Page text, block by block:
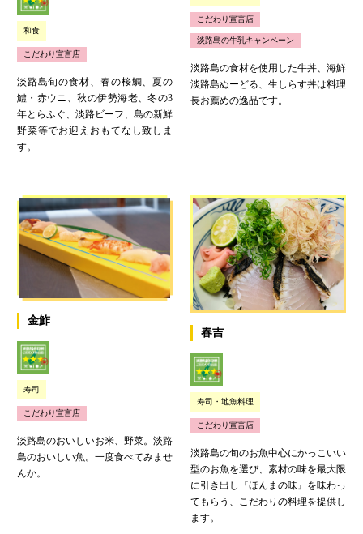
和食
こだわり宣言店
淡路島旬の食材、春の桜鯛、夏の
鱧・赤ウニ、秋の伊勢海老、冬の3
年とらふぐ、淡路ビーフ、島の新鮮
野菜等でお迎えおもてなし致しま
す。
こだわり宣言店
淡路島の牛乳キャンペーン
淡路島の食材を使用した牛丼、海鮮
淡路島ぬーどる、生しらす丼は料理
長お薦めの逸品です。
金鮓
寿司
こだわり宣言店
淡路島のおいしいお米、野菜。淡路
島のおいしい魚。一度食べてみませ
んか。
春吉
寿司・地魚料理
こだわり宣言店
淡路島の旬のお魚中心にかっこいい
型のお魚を選び、素材の味を最大限
に引き出し『ほんまの味』を味わっ
てもらう、こだわりの料理を提供し
ます。